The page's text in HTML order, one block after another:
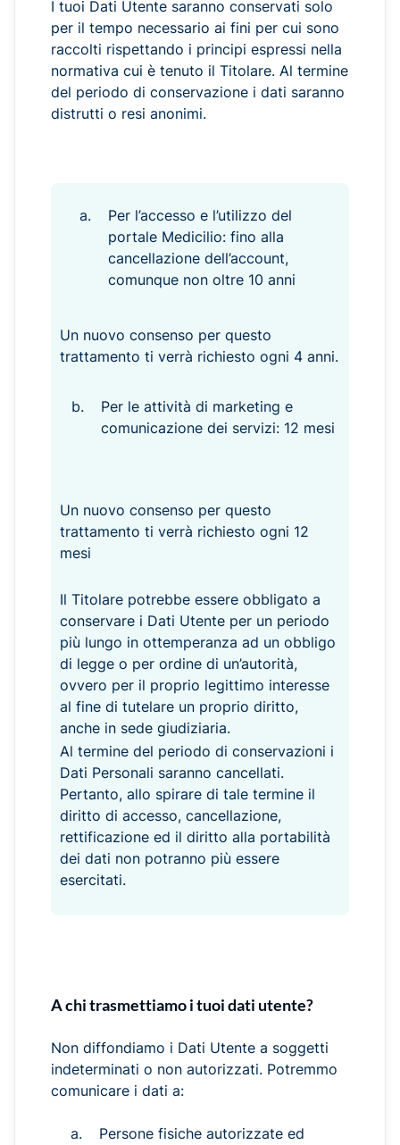
I tuoi Dati Utente saranno conservati solo
per il tempo necessario ai fini per cui sono
raccolti rispettando i principi espressi nella
normativa cui è tenuto il Titolare. Al termine
del periodo di conservazione i dati saranno
distrutti o resi anonimi.
Per l’accesso e l’utilizzo del
portale Medicilio: fino alla
cancellazione dell’account,
comunque non oltre 10 anni
Un nuovo consenso per questo
trattamento ti verrà richiesto ogni 4 anni.
Per le attività di marketing e
comunicazione dei servizi: 12 mesi
Un nuovo consenso per questo
trattamento ti verrà richiesto ogni 12
mesi
Il Titolare potrebbe essere obbligato a
conservare i Dati Utente per un periodo
più lungo in ottemperanza ad un obbligo
di legge o per ordine di un’autorità,
ovvero per il proprio legittimo interesse
al fine di tutelare un proprio diritto,
anche in sede giudiziaria.
Al termine del periodo di conservazioni i
Dati Personali saranno cancellati.
Pertanto, allo spirare di tale termine il
diritto di accesso, cancellazione,
rettificazione ed il diritto alla portabilità
dei dati non potranno più essere
esercitati.
A chi trasmettiamo i tuoi dati utente?
Non diffondiamo i Dati Utente a soggetti
indeterminati o non autorizzati. Potremmo
comunicare i dati a:
Persone fisiche autorizzate ed